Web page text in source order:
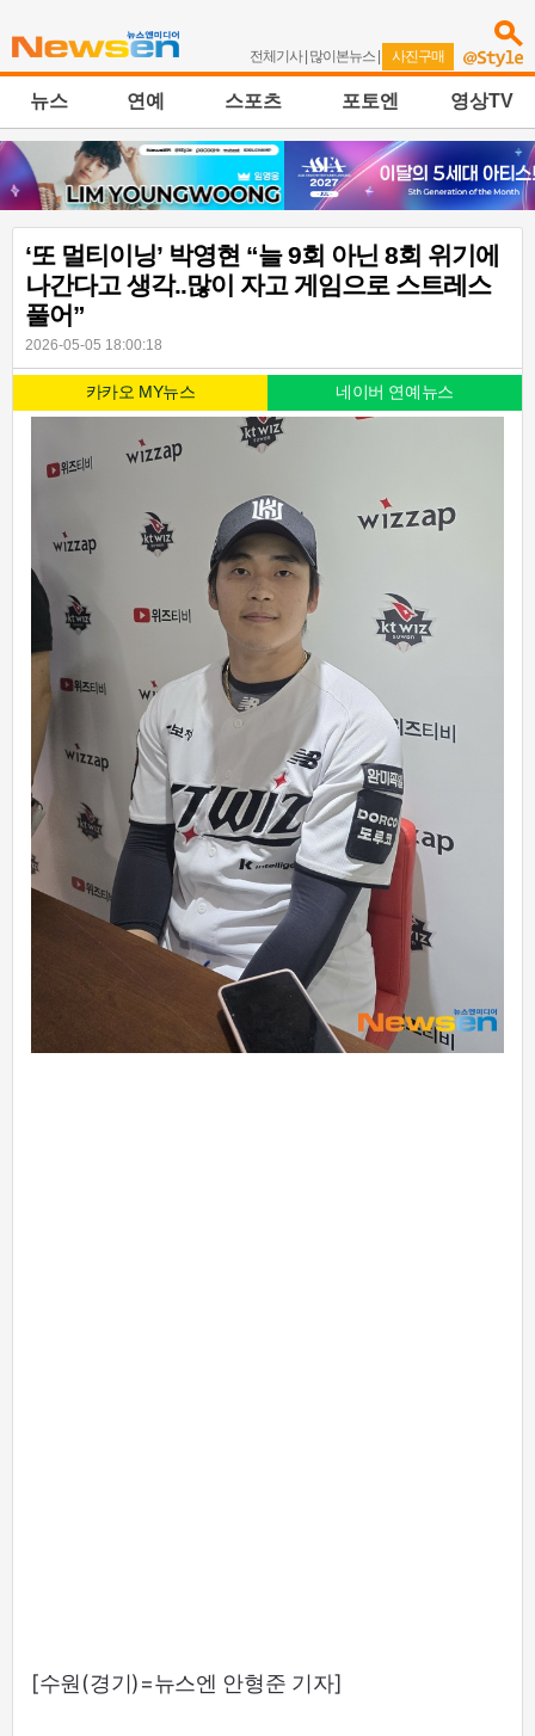
전체기사| 많이본뉴스 | 사진구매
뉴스 연예 스포츠 포토엔 영상TV
‘또 멀티이닝’ 박영현 “늘 9회 아닌 8회 위기에
나간다고 생각..많이 자고 게임으로 스트레스
풀어”
2026-05-05 18:00:18
카카오 MY뉴스 네이버 연예뉴스
[수원(경기)=뉴스엔 안형준 기자]